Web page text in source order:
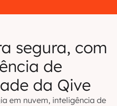
segura, com
de
da Qive
em nuvem, inteligência de